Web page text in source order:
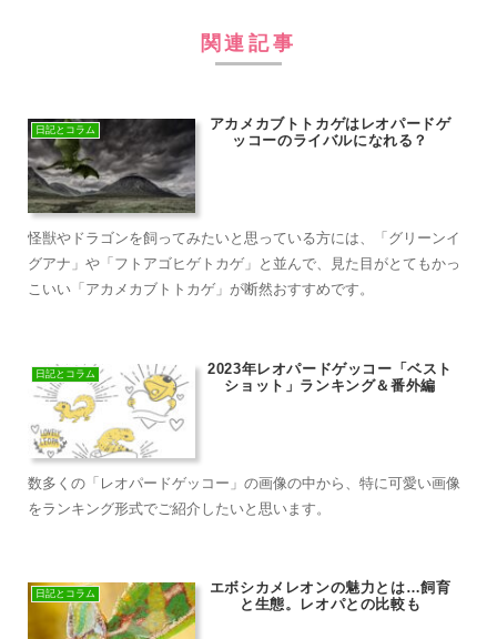
関連記事
日記とコラム
アカメカブトトカゲはレオパードゲ
ッコーのライバルになれる？
怪獣やドラゴンを飼ってみたいと思っている方には、「グリーンイ
グアナ」や「フトアゴヒゲトカゲ」と並んで、見た目がとてもかっ
こいい「アカメカブトトカゲ」が断然おすすめです。
日記とコラム
2023年レオパードゲッコー「ベスト
ショット」ランキング＆番外編
数多くの「レオパードゲッコー」の画像の中から、特に可愛い画像
をランキング形式でご紹介したいと思います。
日記とコラム
エボシカメレオンの魅力とは…飼育
と生態。レオパとの比較も